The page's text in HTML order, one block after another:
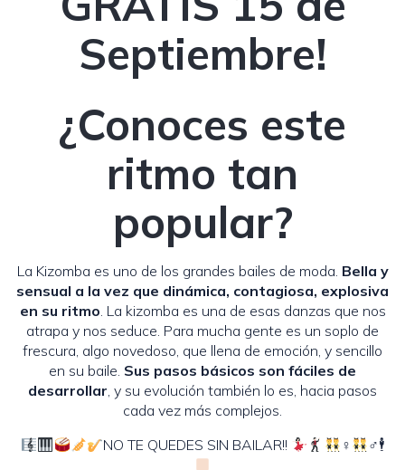
Septiembre!
¿Conoces este
ritmo tan
popular?
La Kizomba es uno de los grandes bailes de moda. Bella y
sensual a la vez que dinámica, contagiosa, explosiva
en su ritmo. La kizomba es una de esas danzas que nos
atrapa y nos seduce. Para mucha gente es un soplo de
frescura, algo novedoso, que llena de emoción, y sencillo
en su baile. Sus pasos básicos son fáciles de
desarrollar, y su evolución también lo es, hacia pasos
cada vez más complejos.
NO TE QUEDES SIN BAILAR!!
‍♀ ‍♂🕴